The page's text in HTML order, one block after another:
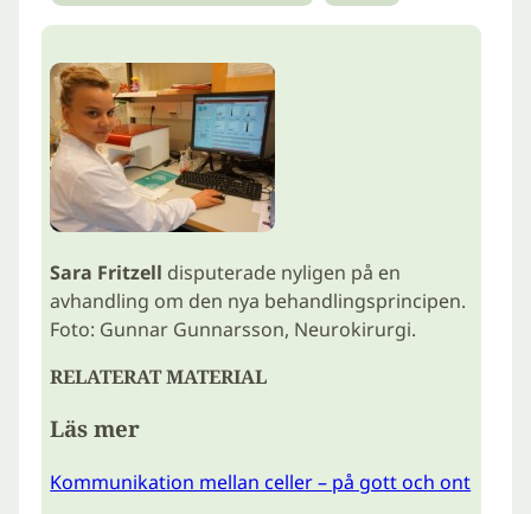
Sara Fritzell disputerade nyligen på en
avhandling om den nya behandlingsprincipen.
Foto: Gunnar Gunnarsson, Neurokirurgi.
RELATERAT MATERIAL
Läs mer
Kommunikation mellan celler – på gott och ont